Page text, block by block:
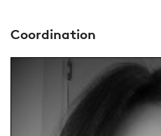
Coordination